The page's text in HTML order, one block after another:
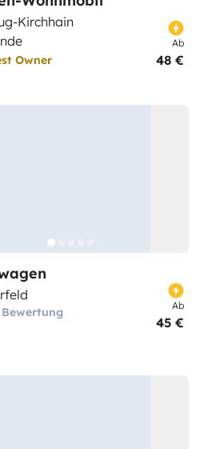
Kirchhain
Owner
Ab
48 €
Bewertung Ab
45 €